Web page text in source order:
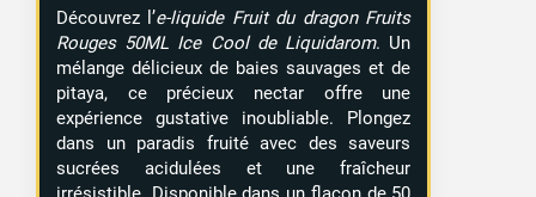
Découvrez l’e-liquide Fruit du dragon Fruits
Rouges 50ML Ice Cool de Liquidarom. Un
mélange délicieux de baies sauvages et de
pitaya, ce précieux nectar offre une
expérience gustative inoubliable. Plongez
dans un paradis fruité avec des saveurs
sucrées acidulées et une fraîcheur